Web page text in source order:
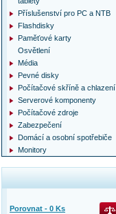
Příslušenství pro PC a NTB
Flashdisky
Paměťové karty
Osvětlení
Média
Pevné disky
Počítačové skříně a chlazení
Serverové komponenty
Počítačové zdroje
Zabezpečení
Domácí a osobní spotřebiče
Monitory
Porovnat - 0 Ks